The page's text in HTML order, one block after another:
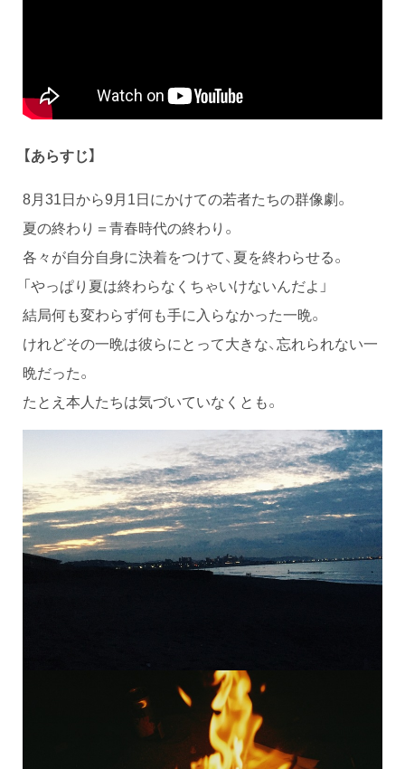
【あらすじ】
8月31日から9月1日にかけての若者たちの群像劇。
夏の終わり＝青春時代の終わり。
各々が自分自身に決着をつけて、夏を終わらせる。
「やっぱり夏は終わらなくちゃいけないんだよ」
結局何も変わらず何も手に入らなかった一晩。
けれどその一晩は彼らにとって大きな、忘れられない一
晩だった。
たとえ本人たちは気づいていなくとも。